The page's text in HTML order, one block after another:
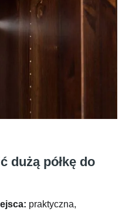
dużą półkę do
praktyczna,